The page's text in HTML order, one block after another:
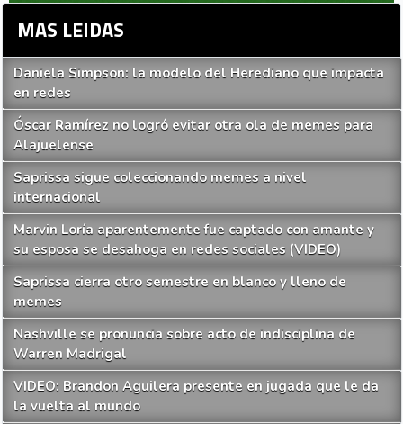
MAS LEIDAS
Daniela Simpson: la modelo del Herediano que impacta
en redes
Óscar Ramírez no logró evitar otra ola de memes para
Alajuelense
Saprissa sigue coleccionando memes a nivel
internacional
Marvin Loría aparentemente fue captado con amante y
su esposa se desahoga en redes sociales (VIDEO)
Saprissa cierra otro semestre en blanco y lleno de
memes
Nashville se pronuncia sobre acto de indisciplina de
Warren Madrigal
VIDEO: Brandon Aguilera presente en jugada que le da
la vuelta al mundo